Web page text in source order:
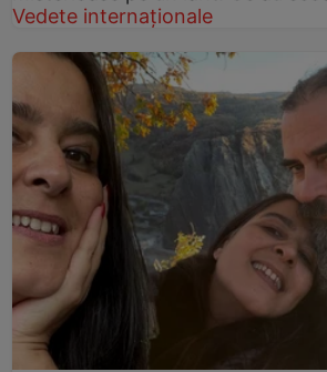
Vedete internaționale